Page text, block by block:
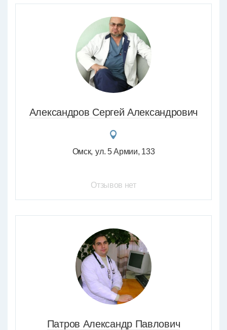
Александров Сергей Александрович
Омск ул. 5 Армии, 133
Отзывов нет
Патров Александр Павлович